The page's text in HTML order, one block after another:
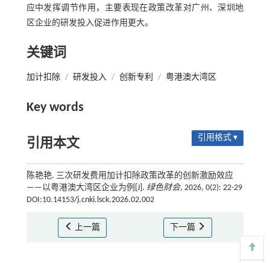
应中发挥调节作用，主要表现在政策改革对广州、深圳地
区企业的研发投入促进作用更大。
关键词
加计扣除 / 研发投入 / 创新专利 / 粤港澳大湾区
Key words
引用本文 引用格式 ▾
陈艳艳. 三次研发费用加计扣除政策改革的创新激励效应
——以粤港澳大湾区企业为例[J]. 绿色财会, 2026, 0(2): 22-29
DOI:10.14153/j.cnki.lsck.2026.02.002
上一篇 下一篇